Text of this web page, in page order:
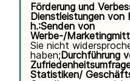
Förderung und
Dienstleistungen von
h.:Senden von
Werbe-/
Sie nicht
haben;Durchführung
Statistiken/